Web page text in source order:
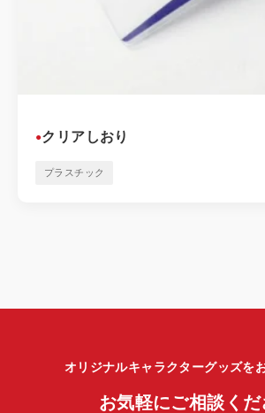
●クリアしおり
プラスチック
オリジナルキャラクターグッズを
お気軽にご相談くだ